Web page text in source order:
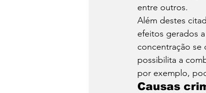
entre outros.
Além destes
efeitos gerados
concentração
possibilita a
por exemplo,
Causas